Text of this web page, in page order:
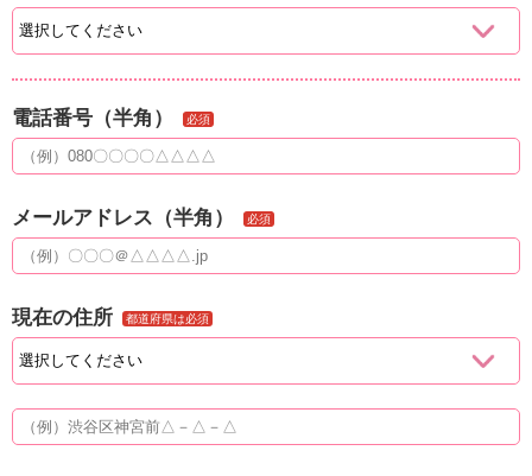
電話番号（半角） 必須
メールアドレス（半角） 必須
現在の住所 都道府県は必須